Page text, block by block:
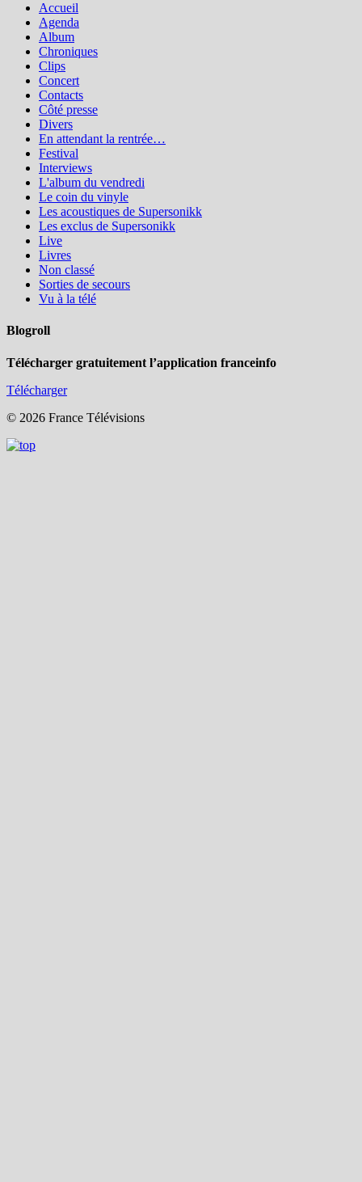
Accueil
Agenda
Album
Chroniques
Clips
Concert
Contacts
Côté presse
Divers
En attendant la rentrée…
Festival
Interviews
L'album du vendredi
Le coin du vinyle
Les acoustiques de Supersonikk
Les exclus de Supersonikk
Live
Livres
Non classé
Sorties de secours
Vu à la télé
Blogroll
Télécharger gratuitement l’application franceinfo
Télécharger
© 2026 France Télévisions